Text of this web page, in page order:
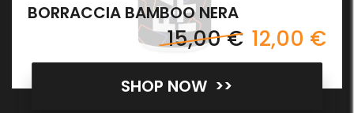
BORRACCIA BAMBOO NERA
15,00 € 12,00 €
SHOP NOW >>